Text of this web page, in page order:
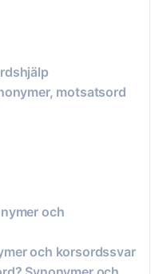
motsatsord
och
och korsordssvar